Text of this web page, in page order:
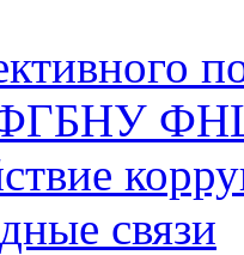
ФГБНУ
связи